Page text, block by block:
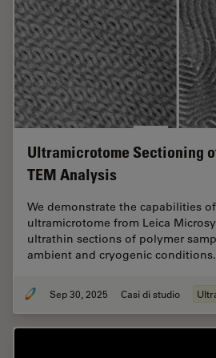
Ultramicrotome Sectioning
TEM Analysis
We demonstrate the capabilities
ultramicrotome from Leica
ultrathin sections of polymer
ambient and cryogenic
Sep 30, 2025 Casi di studio